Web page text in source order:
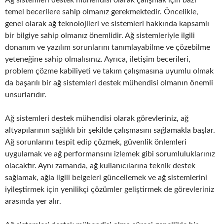
temel becerilere sahip olmanız gerekmektedir. Öncelikle,
genel olarak ağ teknolojileri ve sistemleri hakkında kapsamlı
bir bilgiye sahip olmanız önemlidir. Ağ sistemleriyle ilgili
donanım ve yazılım sorunlarını tanımlayabilme ve çözebilme
yeteneğine sahip olmalısınız. Ayrıca, iletişim becerileri,
problem çözme kabiliyeti ve takım çalışmasına uyumlu olmak
da başarılı bir ağ sistemleri destek mühendisi olmanın önemli
unsurlarıdır.
Ağ sistemleri destek mühendisi olarak görevleriniz, ağ
altyapılarının sağlıklı bir şekilde çalışmasını sağlamakla başlar.
Ağ sorunlarını tespit edip çözmek, güvenlik önlemleri
uygulamak ve ağ performansını izlemek gibi sorumluluklarınız
olacaktır. Aynı zamanda, ağ kullanıcılarına teknik destek
sağlamak, ağla ilgili belgeleri güncellemek ve ağ sistemlerini
iyileştirmek için yenilikçi çözümler geliştirmek de görevleriniz
arasında yer alır.